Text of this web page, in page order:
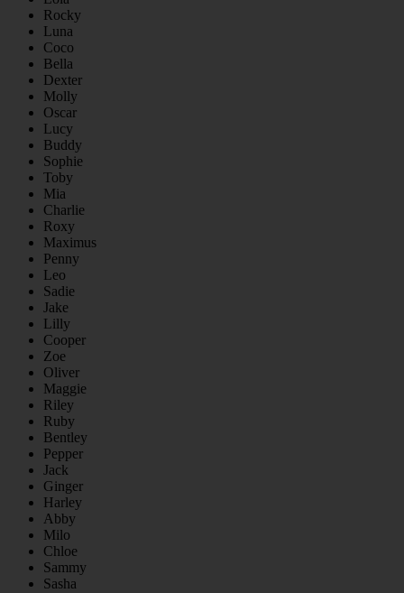
Rocky
Luna
Coco
Bella
Dexter
Molly
Oscar
Lucy
Buddy
Sophie
Toby
Mia
Charlie
Roxy
Maximus
Penny
Leo
Sadie
Jake
Lilly
Cooper
Zoe
Oliver
Maggie
Riley
Ruby
Bentley
Pepper
Jack
Ginger
Harley
Abby
Milo
Chloe
Sammy
Sasha